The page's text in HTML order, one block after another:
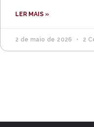
LER MAIS »
2 de maio de 2026 2